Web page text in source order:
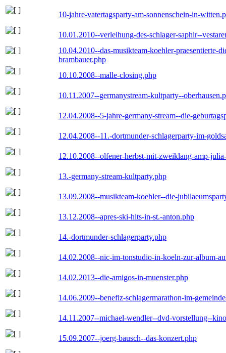
10-jahre-vatertagsparty-am-sonnenschein-in-
10.01.2010--verleihung-des-schlager-saphir--
10.04.2010--das-musikteam-koehler-praesentierte-
brambauer.php
10.10.2008--malle-closing.php
10.11.2007--germanystream-kultparty--
12.04.2008--5-jahre-germany-stream--die-
12.04.2008--11.-dortmunder-schlagerparty-im-
12.10.2008--olfener-herbst-mit-zweiklang-amp-
13.-germany-stream-kultparty.php
13.09.2008--musikteam-koehler--die-
13.12.2008--apres-ski-hits-in-st.-anton.php
14.-dortmunder-schlagerparty.php
14.02.2008--nic-im-tonstudio-in-koeln-zur-album-
14.02.2013--die-amigos-in-muenster.php
14.06.2009--benefiz-schlagermarathon-im-
14.11.2007--michael-wendler--dvd-vorstellung--
15.09.2007--joerg-bausch--das-konzert.php